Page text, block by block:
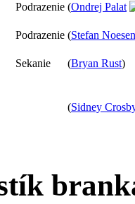
Podrazenie (Ondrej Palat
Podrazenie (Stefan Noesen
Sekanie (Bryan Rust)
(Sidney